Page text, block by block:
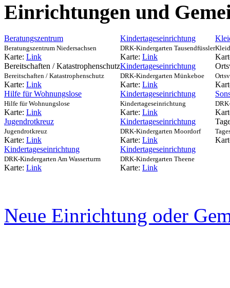
Einrichtungen und
Beratungszentrum
Beratungszentrum Niedersachsen
Karte: Link
Kindertageseinrichtung
DRK-Kindergarten Tausendfüssler
Karte: Link
Bereitschaften / Katastrophenschutz
Bereitschaften / Katastrophenschutz
Karte: Link
Kindertageseinrichtung
DRK-Kindergarten Münkeboe
Karte: Link
Hilfe für Wohnungslose
Hilfe für Wohnungslose
Karte: Link
Kindertageseinrichtung
Kindertageseinrichtung
Karte: Link
Jugendrotkreuz
Jugendrotkreuz
Karte: Link
Kindertageseinrichtung
DRK-Kindergarten Moordorf
Karte: Link
Kindertageseinrichtung
DRK-Kindergarten Am Wasserturm
Karte: Link
Kindertageseinrichtung
DRK-Kindergarten Theene
Karte: Link
Neue Einrichtung oder